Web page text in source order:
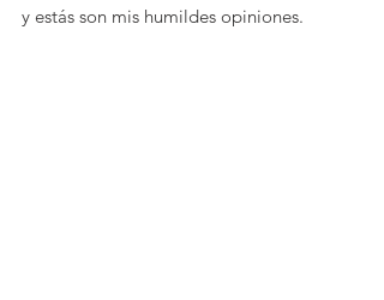
y estás son mis humildes opiniones.